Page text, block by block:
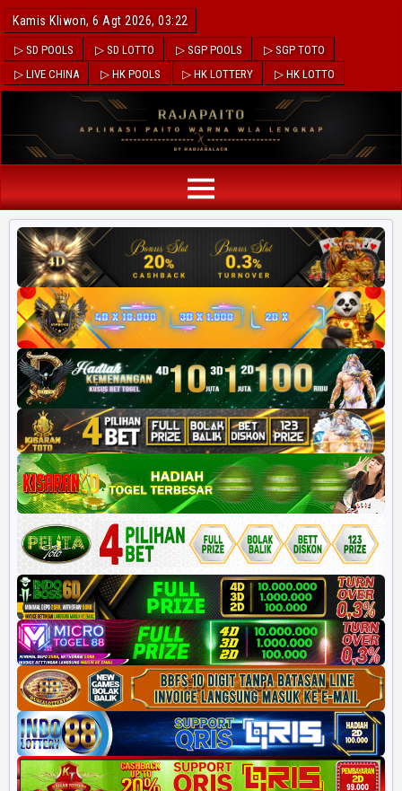
Kamis Kliwon, 6 Agt 2026, 03:22
▷ SD POOLS ▷ SD LOTTO ▷ SGP POOLS
▷ SGP TOTO
▷ LIVE CHINA
▷ HK POOLS ▷ HK LOTTERY ▷ HK LOTTO